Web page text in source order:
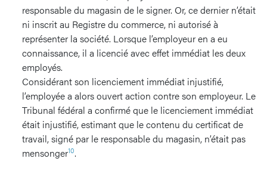
responsable du magasin de le signer. Or, ce dernier n’était
ni inscrit au Registre du commerce, ni autorisé à
représenter la société. Lorsque l’employeur en a eu
connaissance, il a licencié avec effet immédiat les deux
employés.
Considérant son licenciement immédiat injustifié,
l’employée a alors ouvert action contre son employeur. Le
Tribunal fédéral a confirmé que le licenciement immédiat
était injustifié, estimant que le contenu du certificat de
travail, signé par le responsable du magasin, n’était pas
mensonger10.